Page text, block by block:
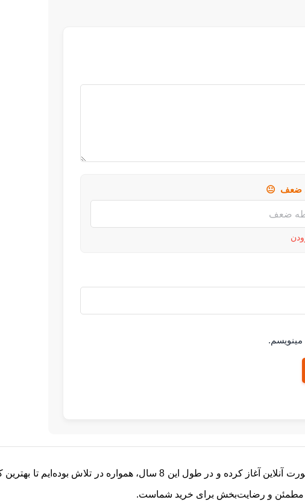
ضعف 😐
مینویسم.
فروشگاه آلینجا از سال 1398 (2017) فعالیت خود را به صورت آنلاین آغاز کرده و در
مطمئن و رضایت‌بخش برای خرید شماست.